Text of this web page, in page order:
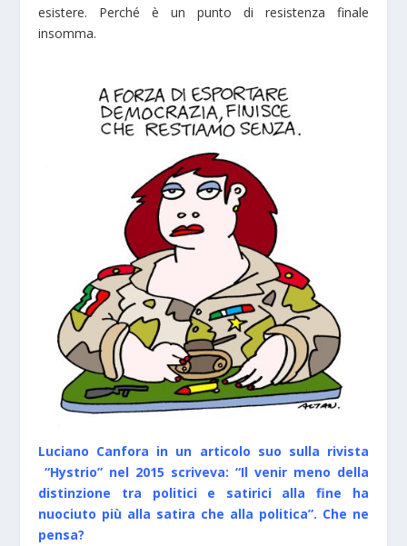
esistere. Perché è un punto di resistenza finale
insomma.
Luciano Canfora in un articolo suo sulla rivista
“Hystrio” nel 2015 scriveva: “Il venir meno della
distinzione tra politici e satirici alla fine ha
nuociuto più alla satira che alla politica”. Che ne
pensa?